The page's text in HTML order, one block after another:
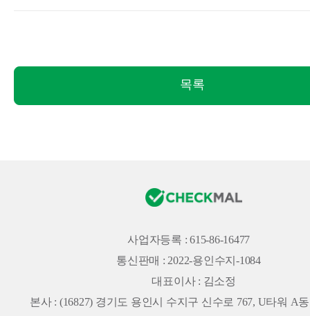
목록
사업자등록 : 615-86-16477
통신판매 : 2022-용인수지-1084
대표이사 : 김소정
본사 : (16827) 경기도 용인시 수지구 신수로 767, U타워 A